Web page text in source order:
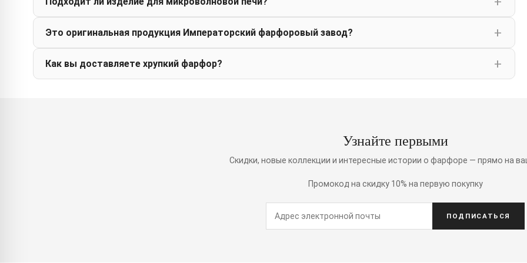
Это оригинальная продукция Императорский фарфоровый завод?
Как вы доставляете хрупкий фарфор?
Узнайте первыми
Скидки, новые коллекции и интересные истории о фарфоре — прямо на
Промокод на скидку 10% на первую покупку
ПОДПИСАТЬСЯ